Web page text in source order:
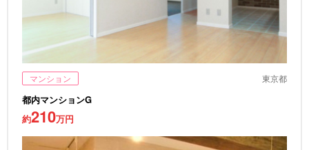
マンション 東京都
都内マンションG
約210万円